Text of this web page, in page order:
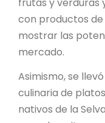
con productos de
mostrar las
mercado.
Asimismo, se
culinaria de
nativos de la